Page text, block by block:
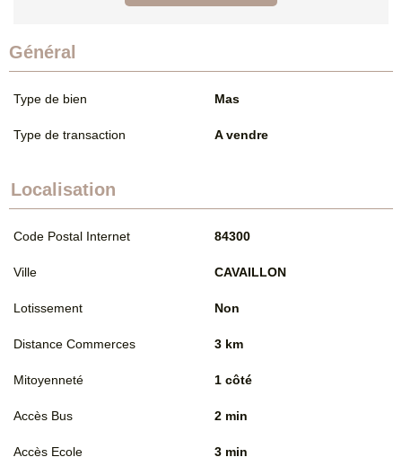
Général
Type de bien Mas
Type de transaction A vendre
Localisation
Code Postal Internet 84300
Ville CAVAILLON
Lotissement Non
Distance Commerces 3 km
Mitoyenneté 1 côté
Accès Bus 2 min
Accès Ecole 3 min